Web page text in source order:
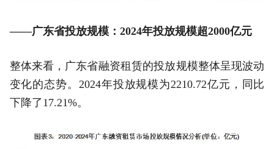
——广东省投放规模：2024年投放规模超2000亿元
整体来看，广东省融资租赁的投放规模整体呈现波动
变化的态势。2024年投放规模为2210.72亿元，同比
下降了17.21%。